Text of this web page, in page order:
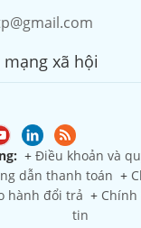
xã hội
+ Điều khoản và
dẫn thanh toán +
hành đổi trả +
tin